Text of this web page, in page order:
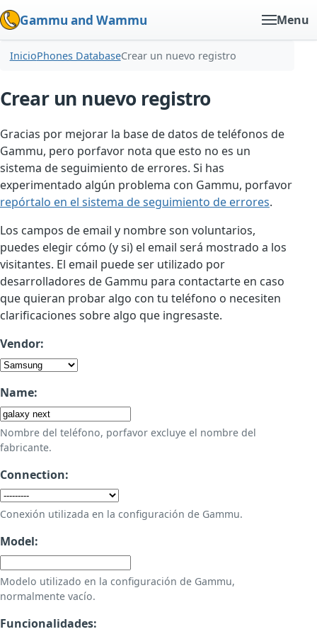
Gammu and Wammu Menu
InicioPhones DatabaseCrear un nuevo registro
Crear un nuevo registro
Gracias por mejorar la base de datos de teléfonos de
Gammu, pero porfavor nota que esto no es un
sistema de seguimiento de errores. Si has
experimentado algún problema con Gammu, porfavor
repórtalo en el sistema de seguimiento de errores.
Los campos de email y nombre son voluntarios,
puedes elegir cómo (y si) el email será mostrado a los
visitantes. El email puede ser utilizado por
desarrolladores de Gammu para contactarte en caso
que quieran probar algo con tu teléfono o necesiten
clarificaciones sobre algo que ingresaste.
Vendor:
Name:
Nombre del teléfono, porfavor excluye el nombre del
fabricante.
Connection:
Conexión utilizada en la configuración de Gammu.
Model:
Modelo utilizado en la configuración de Gammu,
normalmente vacío.
Funcionalidades: